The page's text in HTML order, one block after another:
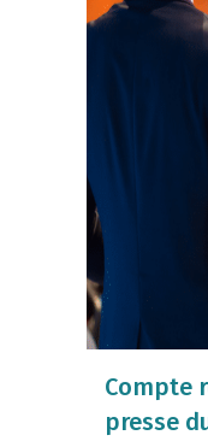
Compte
presse